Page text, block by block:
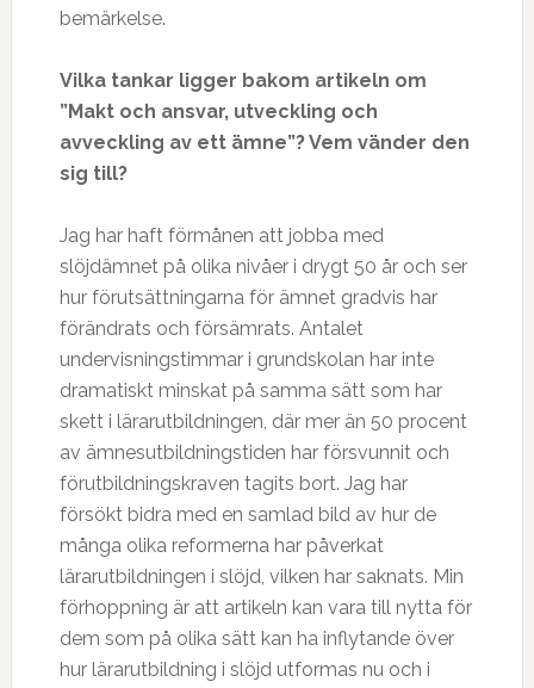
bemärkelse.
Vilka tankar ligger bakom artikeln om
”Makt och ansvar, utveckling och
avveckling av ett ämne”? Vem vänder den
sig till?
Jag har haft förmånen att jobba med
slöjdämnet på olika nivåer i drygt 50 år och ser
hur förutsättningarna för ämnet gradvis har
förändrats och försämrats. Antalet
undervisningstimmar i grundskolan har inte
dramatiskt minskat på samma sätt som har
skett i lärarutbildningen, där mer än 50 procent
av ämnesutbildningstiden har försvunnit och
förutbildningskraven tagits bort. Jag har
försökt bidra med en samlad bild av hur de
många olika reformerna har påverkat
lärarutbildningen i slöjd, vilken har saknats. Min
förhoppning är att artikeln kan vara till nytta för
dem som på olika sätt kan ha inflytande över
hur lärarutbildning i slöjd utformas nu och i